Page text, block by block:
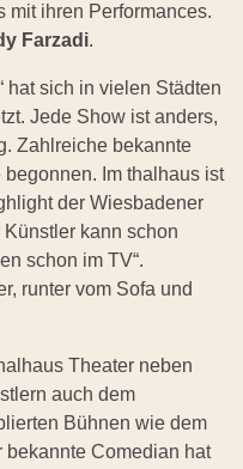
mit ihren Performances.
Farzadi.
hat sich in vielen Städten
Jede Show ist anders,
Zahlreiche bekannte
Im thalhaus ist
der Wiesbadener
kann schon
schon im TV“.
runter vom Sofa und
Theater neben
auch dem
Bühnen wie dem
Comedian hat